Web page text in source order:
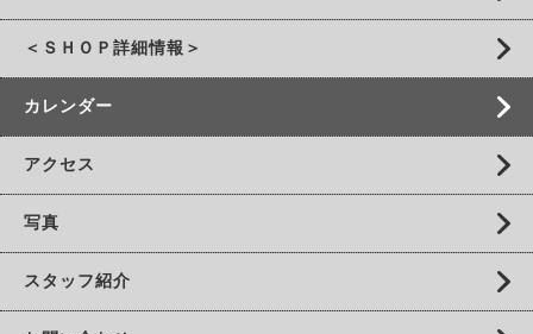
＜ＳＨＯＰ詳細情報＞
カレンダー
アクセス
写真
スタッフ紹介